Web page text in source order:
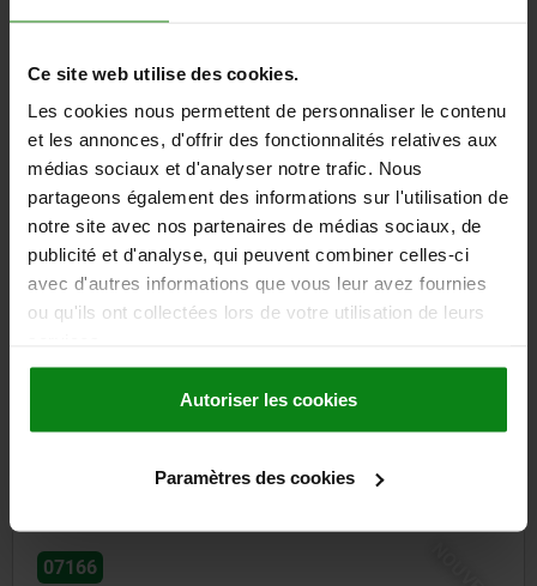
Ce site web utilise des cookies.
Les cookies nous permettent de personnaliser le contenu
et les annonces, d'offrir des fonctionnalités relatives aux
médias sociaux et d'analyser notre trafic. Nous
partageons également des informations sur l'utilisation de
notre site avec nos partenaires de médias sociaux, de
publicité et d'analyse, qui peuvent combiner celles-ci
avec d'autres informations que vous leur avez fournies
ou qu'ils ont collectées lors de votre utilisation de leurs
Autoriser les cookies
Paramètres des cookies
hors TVA
DÉTAILS
DÉTAILS
CAO
TÉLÉCHARGEMENTS
D'autres clients ont
également acheté